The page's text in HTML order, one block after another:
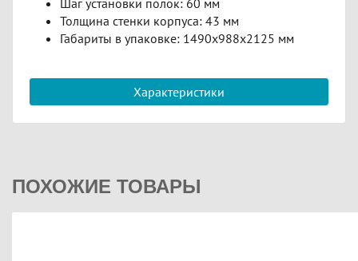
Толщина стенки корпуса: 43 мм
Габариты в упаковке: 1490х988х2125 мм
Характеристики
ПОХОЖИЕ ТОВАРЫ